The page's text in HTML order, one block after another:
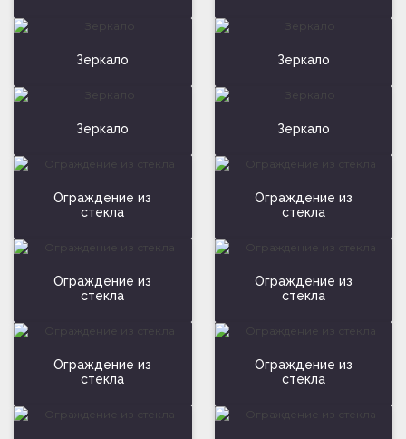
Зеркало Зеркало
Зеркало Зеркало
Ограждение из
стекла
Ограждение из
стекла
Ограждение из
стекла
Ограждение из
стекла
Ограждение из
стекла
Ограждение из
стекла